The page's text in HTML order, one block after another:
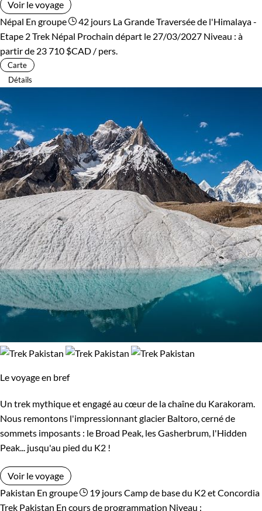
Voir le voyage
Népal En groupe 42 jours La Grande Traversée de l'Himalaya -
Etape 2Trek Népal Prochain départ le 27/03/2027 Niveau : à
partir de 23 710 $CAD / pers.
Carte
Détails
Le voyage en bref
Un trek mythique et engagé au cœur de la chaîne du Karakoram.
Nous remontons l'impressionnant glacier Baltoro, cerné de
sommets imposants : le Broad Peak, les Gasherbrum, l'Hidden
Peak... jusqu'au pied du K2 !
Voir le voyage
Pakistan En groupe 19 joursCamp de base du K2 et Concordia
Trek Pakistan En cours de programmation Niveau :